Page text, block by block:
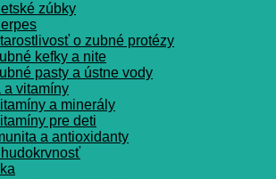
zúbky
o zubné protézy
kefky a nite
pasty a ústne vody
a vitamíny
a minerály
pre deti
a antioxidanty